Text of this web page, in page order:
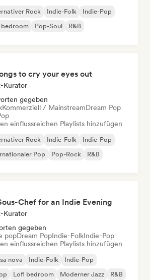
Rock Indie-Folk
Indie-Pop
bedroom Pop-Soul R&B
to cry your eyes out
Kurator
gegeben
Kommerziell / MainstreamDream Pop
einflussreichen Playlists hinzufügen
Rock Indie-Folk
Indie-Pop
Pop Pop-Rock R&B
Chef for an Indie Evening
Kurator
gegeben
popDream PopIndie-FolkIndie-Pop
einflussreichen Playlists hinzufügen
nova Indie-Folk
Indie-Pop
Lofi bedroom Moderner Jazz R&B